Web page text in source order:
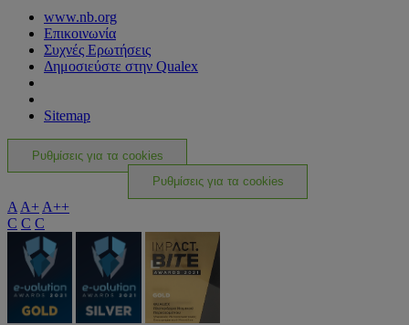
www.nb.org
Επικοινωνία
Συχνές Ερωτήσεις
Δημοσιεύστε στην Qualex
Sitemap
Ρυθμίσεις για τα cookies
Ρυθμίσεις για τα cookies
A A+ A++
C C C